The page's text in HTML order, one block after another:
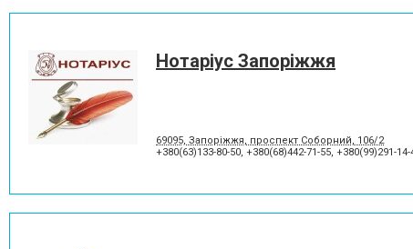
Нотаріус Запоріжжя
69095, Запоріжжя, проспект Соборний, 106/2
+380(63)133-80-50, +380(68)442-71-55, +380(99)291-14-